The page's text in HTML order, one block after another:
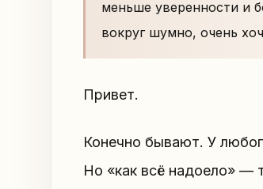
меньше уверенности и
вокруг шумно, очень
Привет.
Конечно бывают. У
Но «как всё надоело» —